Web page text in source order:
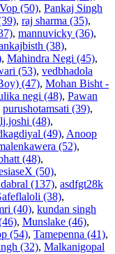
(50), Pankaj Singh
, raj sharma (35),
, mannuvicky (36),
(38),
, Mahindra Negi (45),
(53), vedbhadola
(47), Mohan Bisht -
negi (48), Pawan
purushotamsati (39),
(48),
(49), Anoop
(52),
(48),
(50),
(137), asdfgt28k
(38),
(40), kundan singh
, Munslake (46),
(54), Tamepenna (41),
(32), Malkanigopal